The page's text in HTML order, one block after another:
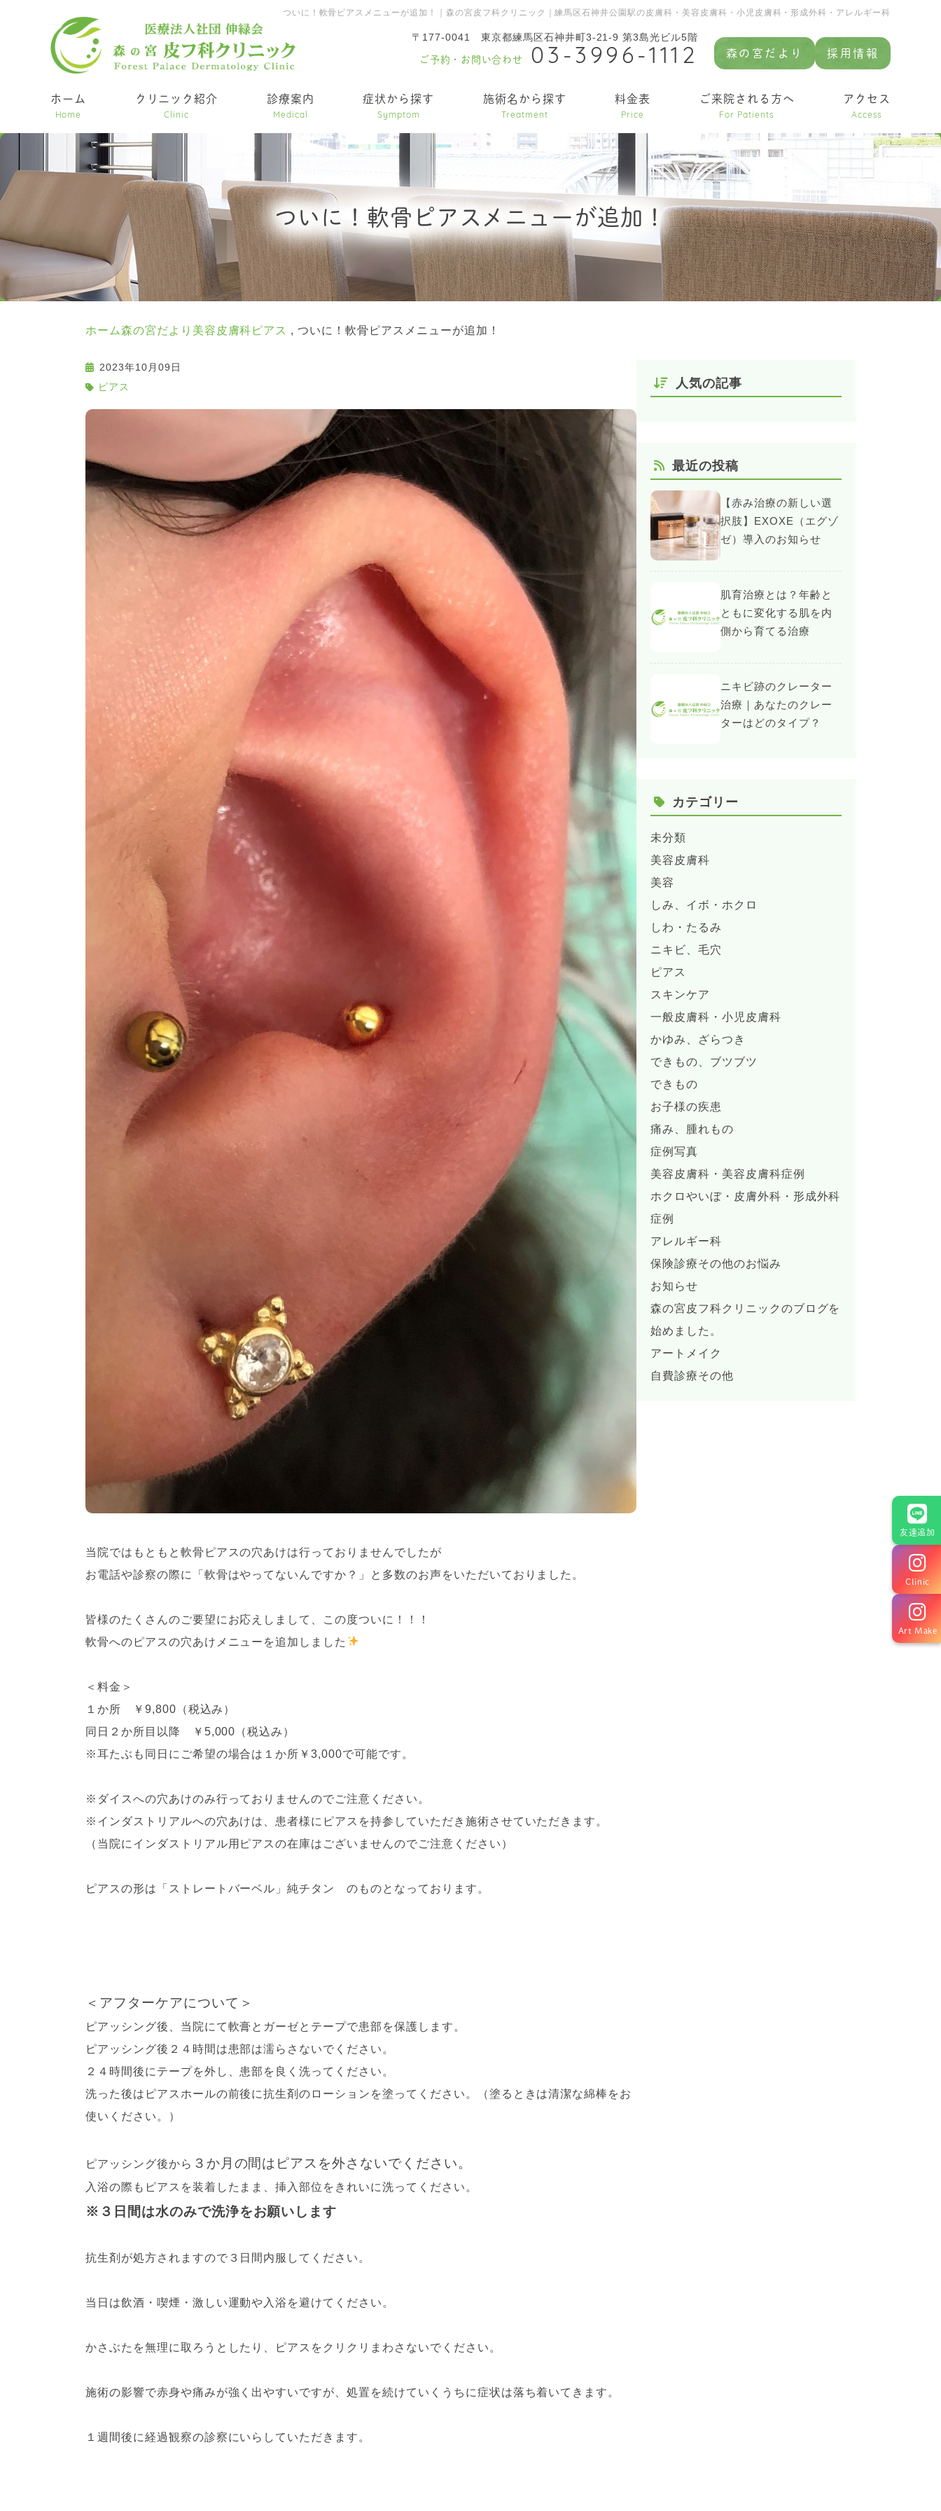
森の宮だより 採用情報
ついに！軟骨ピアスメニューが追加！｜森の宮皮フ科クリニック｜練馬区石神井公園駅の皮膚科・美容皮膚科・小児皮膚科・形成外科・アレルギー科
〒177-0041 東京都練馬区石神井町3-21-9 第3島光ビル5階
ご予約・お問い合わせ 03-3996-1112
ホーム
Home
クリニック紹介
Clinic
診療案内
Medical
症状から探す
Symptom
施術名から探す
Treatment
料金表
Price
ご来院される方へ
For Patients
アクセス
Access
友達追加
Clinic
Art Make
ついに！軟骨ピアスメニューが追加！
ホーム森の宮だより 美容皮膚科 ピアス ついに！軟骨ピアスメニューが追加！
2023年10月09日
ピアス
当院ではもともと軟骨ピアスの穴あけは行っておりませんでしたが
お電話や診察の際に「軟骨はやってないんですか？」と多数のお声をいただいておりました。
皆様のたくさんのご要望にお応えしまして、この度ついに！！！
軟骨へのピアスの穴あけメニューを追加しました
＜料金＞
１か所 ￥9,800（税込み）
同日２か所目以降 ￥5,000（税込み）
※耳たぶも同日にご希望の場合は１か所￥3,000で可能です。
※ダイスへの穴あけのみ行っておりませんのでご注意ください。
※インダストリアルへの穴あけは、患者様にピアスを持参していただき施術させていただきます。
（当院にインダストリアル用ピアスの在庫はございませんのでご注意ください）
ピアスの形は「ストレートバーベル」純チタン のものとなっております。
＜アフターケアについて＞
ピアッシング後、当院にて軟膏とガーゼとテープで患部を保護します。
ピアッシング後２４時間は患部は濡らさないでください。
２４時間後にテープを外し、患部を良く洗ってください。
洗った後はピアスホールの前後に抗生剤のローションを塗ってください。（塗るときは清潔な綿棒をお
使いください。）
ピアッシング後から ３か月の間はピアスを外さないでください。
入浴の際もピアスを装着したまま、挿入部位をきれいに洗ってください。
※３日間は水のみで洗浄をお願いします
抗生剤が処方されますので３日間内服してください。
当日は飲酒・喫煙・激しい運動や入浴を避けてください。
かさぶたを無理に取ろうとしたり、ピアスをクリクリまわさないでください。
施術の影響で赤身や痛みが強く出やすいですが、処置を続けていくうちに症状は落ち着いてきます。
１週間後に経過観察の診察にいらしていただきます。
人気の記事
最近の投稿
【赤み治療の新しい選
択肢】EXOXE（エグゾ
ゼ）導入のお知らせ
肌育治療とは？年齢と
ともに変化する肌を内
側から育てる治療
ニキビ跡のクレーター
治療｜あなたのクレー
ターはどのタイプ？
カテゴリー
未分類
美容皮膚科
美容
しみ、イボ・ホクロ
しわ・たるみ
ニキビ、毛穴
ピアス
スキンケア
一般皮膚科・小児皮膚科
かゆみ、ざらつき
できもの、ブツブツ
できもの
お子様の疾患
痛み、腫れもの
症例写真
美容皮膚科・美容皮膚科症例
ホクロやいぼ・皮膚外科・形成外科
症例
アレルギー科
保険診療その他のお悩み
お知らせ
森の宮皮フ科クリニックのブログを
始めました。
アートメイク
自費診療その他